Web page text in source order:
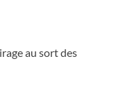
au sort des